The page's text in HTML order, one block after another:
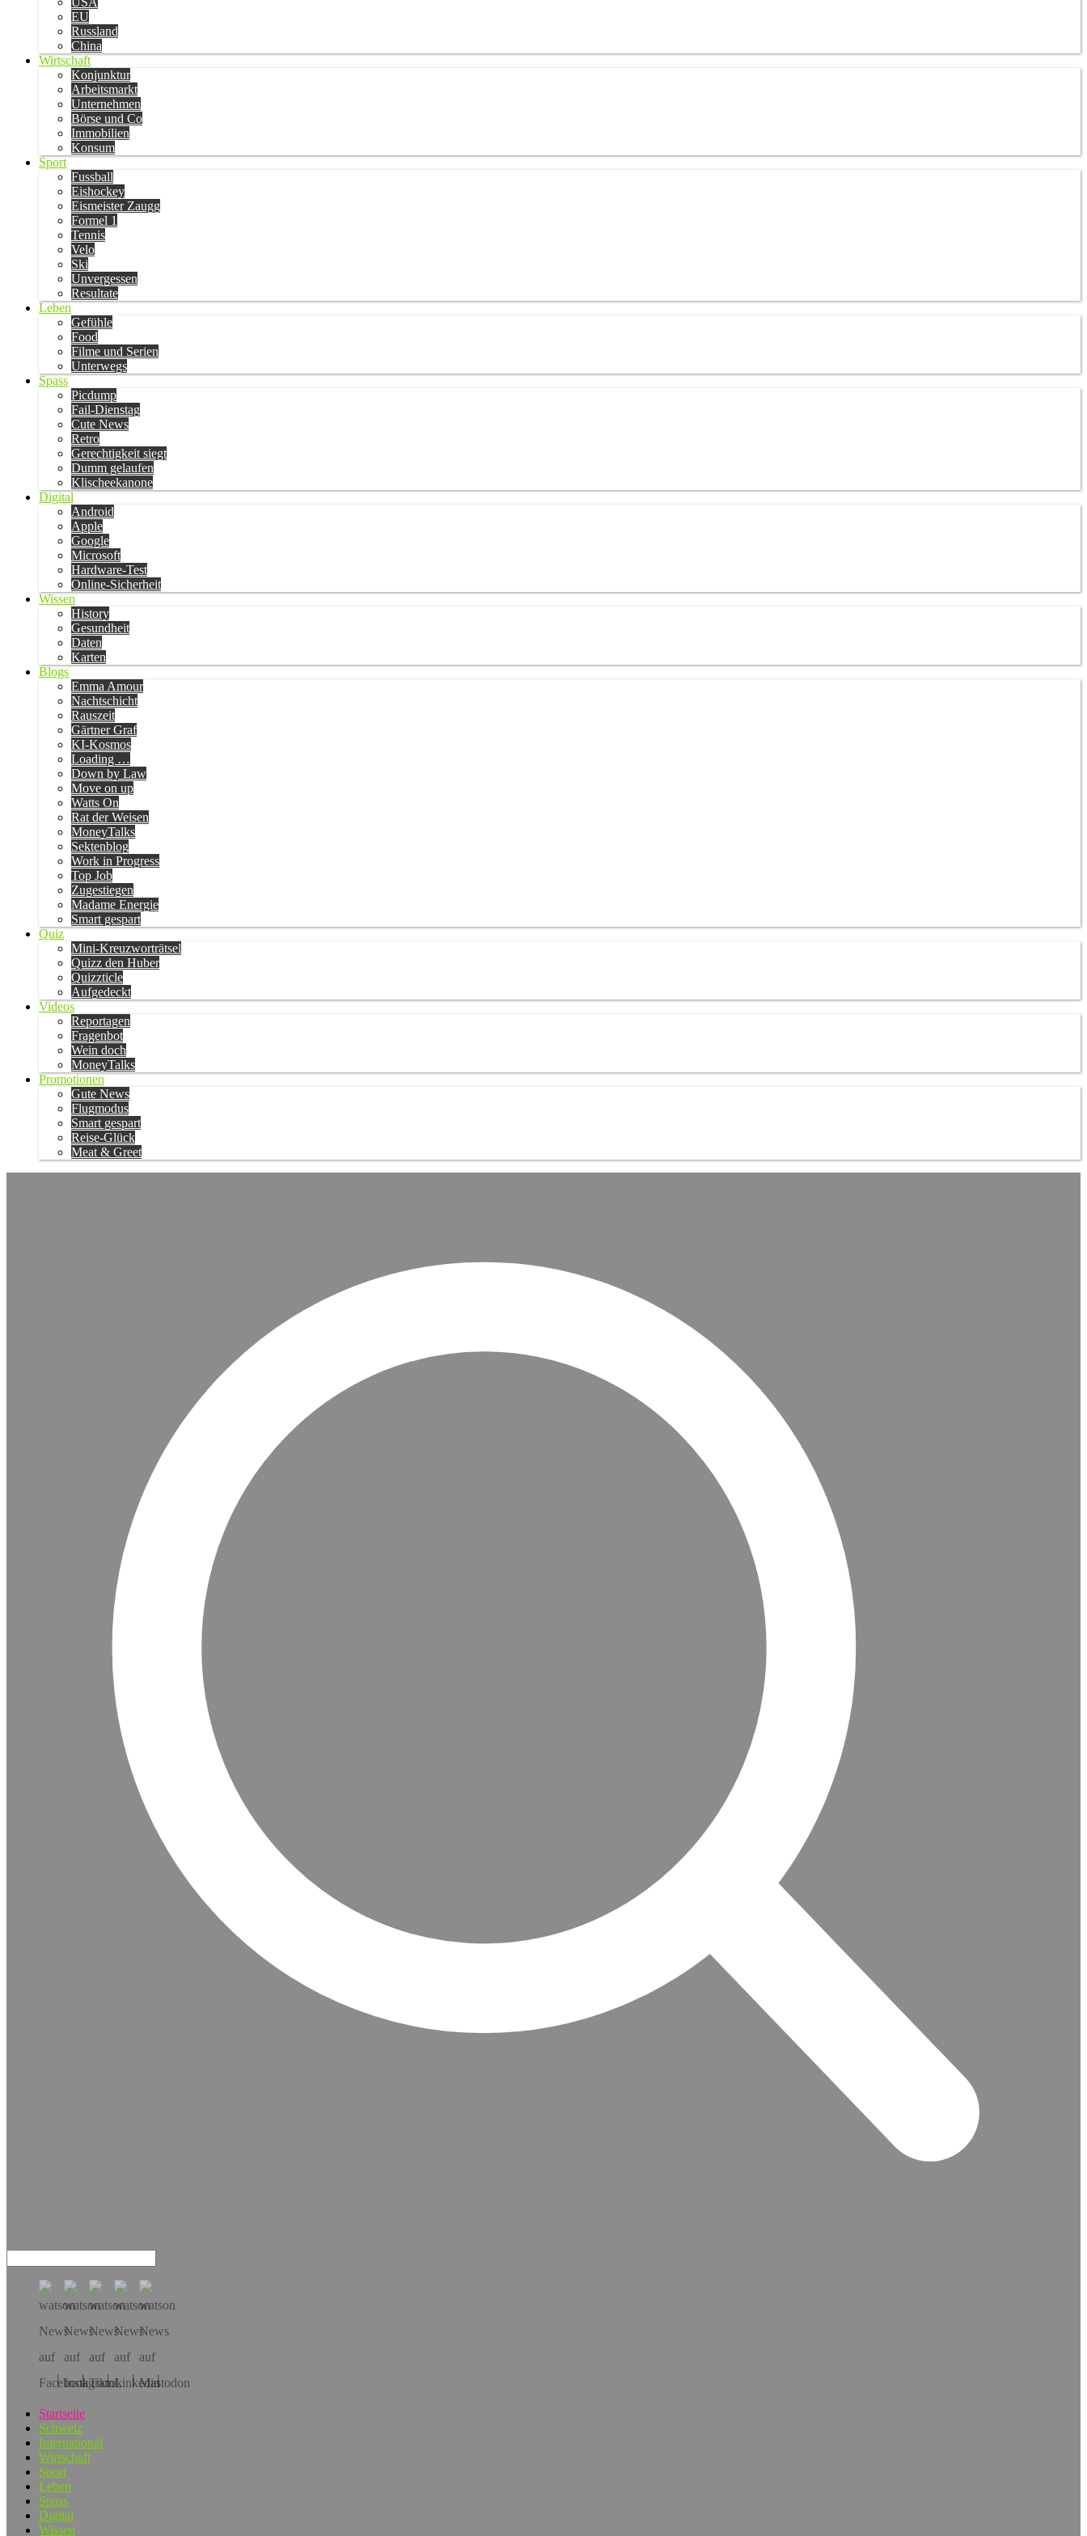
EU
Russland
China
Wirtschaft
Konjunktur
Arbeitsmarkt
Unternehmen
Börse und Co
Immobilien
Konsum
Sport
Fussball
Eishockey
Eismeister Zaugg
Formel 1
Tennis
Velo
Ski
Unvergessen
Resultate
Leben
Gefühle
Food
Filme und Serien
Unterwegs
Spass
Picdump
Fail-Dienstag
Cute News
Retro
Gerechtigkeit siegt
Dumm gelaufen
Klischeekanone
Digital
Android
Apple
Google
Microsoft
Hardware-Test
Online-Sicherheit
Wissen
History
Gesundheit
Daten
Karten
Blogs
Emma Amour
Nachtschicht
Rauszeit
Gärtner Graf
KI-Kosmos
Loading …
Down by Law
Move on up
Watts On
Rat der Weisen
MoneyTalks
Sektenblog
Work in Progress
Top Job
Zugestiegen
Madame Energie
Smart gespart
Quiz
Mini-Kreuzworträtsel
Quizz den Huber
Quizzticle
Aufgedeckt
Videos
Reportagen
Fragenbot
Wein doch
MoneyTalks
Promotionen
Gute News
Flugmodus
Smart gespart
Reise-Glück
Meat & Greet
Hol dir die App!
Startseite
Schweiz
International
Wirtschaft
Sport
Leben
Spass
Digital
Wissen